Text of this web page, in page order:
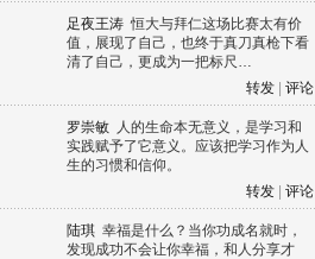
足夜王涛 恒大与拜仁这场比赛太有价
值，展现了自己，也终于真刀真枪下看
清了自己，更成为一把标尺…
转发
评论
罗崇敏 人的生命本无意义，是学习和
实践赋予了它意义。应该把学习作为人
生的习惯和信仰。
转发
评论
陆琪 幸福是什么？当你功成名就时，
发现成功不会让你幸福，和人分享才